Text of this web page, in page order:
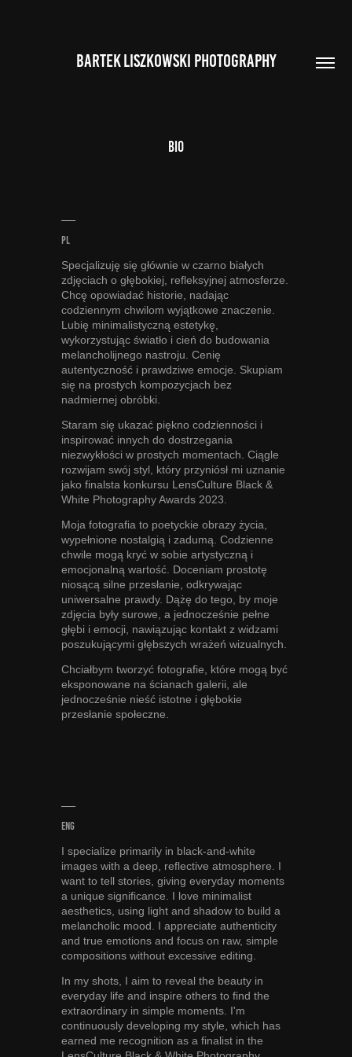
BARTEK LISZKOWSKI PHOTOGRAPHY
Bio
PL
Specjalizuję się głównie w czarno białych
zdjęciach o głębokiej, refleksyjnej atmosferze.
Chcę opowiadać historie, nadając
codziennym chwilom wyjątkowe znaczenie.
Lubię minimalistyczną estetykę,
wykorzystując światło i cień do budowania
melancholijnego nastroju. Cenię
autentyczność i prawdziwe emocje. Skupiam
się na prostych kompozycjach bez
nadmiernej obróbki.
Staram się ukazać piękno codzienności i
inspirować innych do dostrzegania
niezwykłości w prostych momentach. Ciągle
rozwijam swój styl, który przyniósł mi uznanie
jako finalsta konkursu LensCulture Black &
White Photography Awards 2023.
Moja fotografia to poetyckie obrazy życia,
wypełnione nostalgią i zadumą. Codzienne
chwile mogą kryć w sobie artystyczną i
emocjonalną wartość. Doceniam prostotę
niosącą silne przesłanie, odkrywając
uniwersalne prawdy. Dążę do tego, by moje
zdjęcia były surowe, a jednocześnie pełne
głębi i emocji, nawiązując kontakt z widzami
poszukującymi głębszych wrażeń wizualnych.
Chciałbym tworzyć fotografie, które mogą być
eksponowane na ścianach galerii, ale
jednocześnie nieść istotne i głębokie
przesłanie społeczne.
ENG
I specialize primarily in black-and-white
images with a deep, reflective atmosphere. I
want to tell stories, giving everyday moments
a unique significance. I love minimalist
aesthetics, using light and shadow to build a
melancholic mood. I appreciate authenticity
and true emotions and focus on raw, simple
compositions without excessive editing.
In my shots, I aim to reveal the beauty in
everyday life and inspire others to find the
extraordinary in simple moments. I'm
continuously developing my style, which has
earned me recognition as a finalist in the